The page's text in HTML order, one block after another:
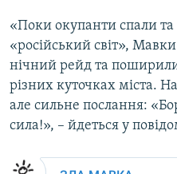
«Поки окупанти спали
«російський світ»,
нічний рейд та
різних куточках міста.
але сильне послання:
сила!», – йдеться у